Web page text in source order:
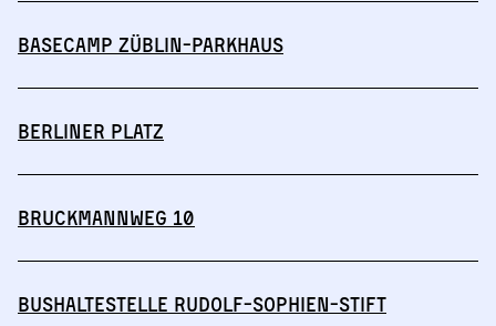
Basecamp Züblin-Parkhaus
Berliner Platz
Bruckmannweg 10
Bushaltestelle Rudolf-Sophien-Stift